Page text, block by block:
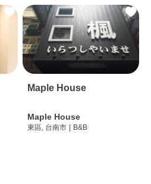
Maple House
Maple House
東區, 台南市 | B&B